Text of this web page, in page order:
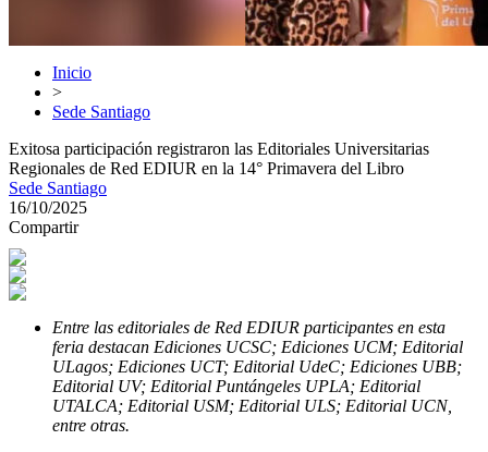
Inicio
>
Sede Santiago
Exitosa participación registraron las Editoriales Universitarias
Regionales de Red EDIUR en la 14° Primavera del Libro
Sede Santiago
16/10/2025
Compartir
Entre las editoriales de Red EDIUR participantes en esta
feria destacan Ediciones UCSC; Ediciones UCM; Editorial
ULagos; Ediciones UCT; Editorial UdeC; Ediciones UBB;
Editorial UV; Editorial Puntángeles UPLA; Editorial
UTALCA; Editorial USM; Editorial ULS; Editorial UCN,
entre otras.